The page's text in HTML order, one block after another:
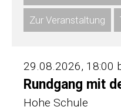
Zur Veranstaltung
29.08.2026, 18:00
Rundgang mit
Hohe Schule